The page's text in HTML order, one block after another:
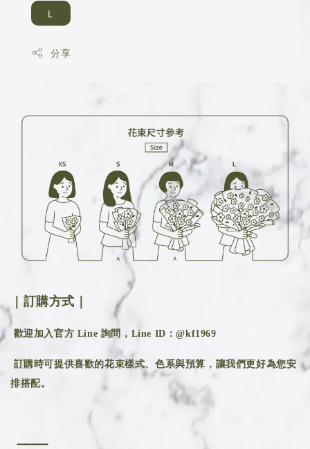
Ｌ
分享
｜訂購方式｜
歡迎加入官方 Line 詢問，Line ID：@kf1969
訂購時可提供喜歡的花束樣式、色系與預算，讓我們更好為您安
排搭配。
⸻